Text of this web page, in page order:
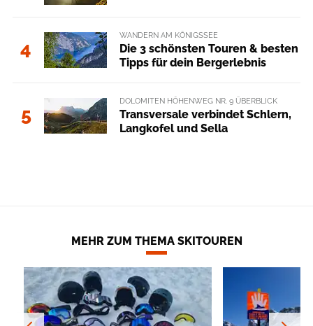
4
WANDERN AM KÖNIGSSEE
Die 3 schönsten Touren & besten
Tipps für dein Bergerlebnis
5
DOLOMITEN HÖHENWEG NR. 9 ÜBERBLICK
Transversale verbindet Schlern,
Langkofel und Sella
MEHR ZUM THEMA SKITOUREN